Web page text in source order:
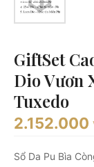
GiftSet
Dio Vươn
Tuxedo
2.152.000
Sổ Da Pu Bìa